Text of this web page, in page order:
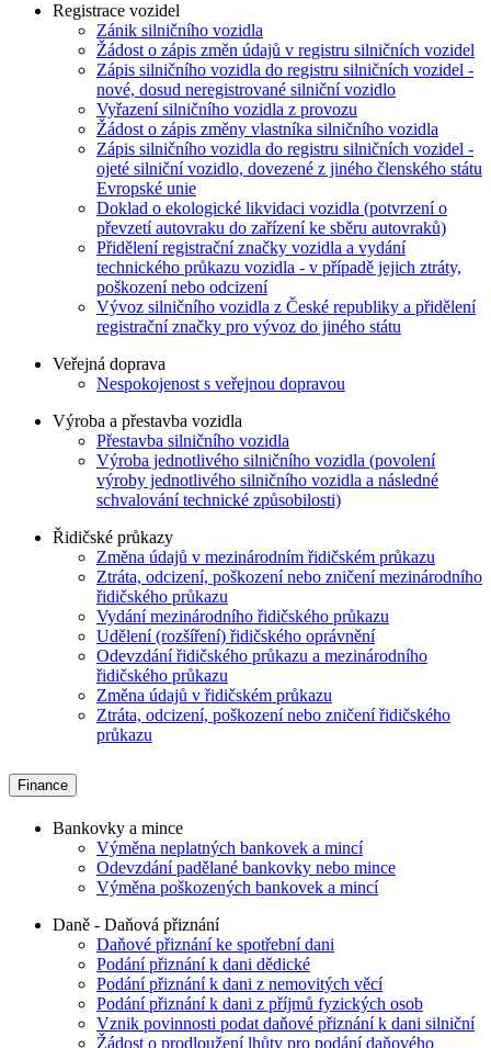
Registrace vozidel
Zánik silničního vozidla
Žádost o zápis změn údajů v registru silničních vozidel
Zápis silničního vozidla do registru silničních vozidel -
nové, dosud neregistrované silniční vozidlo
Vyřazení silničního vozidla z provozu
Žádost o zápis změny vlastníka silničního vozidla
Zápis silničního vozidla do registru silničních vozidel -
ojeté silniční vozidlo, dovezené z jiného členského státu
Evropské unie
Doklad o ekologické likvidaci vozidla (potvrzení o
převzetí autovraku do zařízení ke sběru autovraků)
Přidělení registrační značky vozidla a vydání
technického průkazu vozidla - v případě jejich ztráty,
poškození nebo odcizení
Vývoz silničního vozidla z České republiky a přidělení
registrační značky pro vývoz do jiného státu
Veřejná doprava
Nespokojenost s veřejnou dopravou
Výroba a přestavba vozidla
Přestavba silničního vozidla
Výroba jednotlivého silničního vozidla (povolení
výroby jednotlivého silničního vozidla a následné
schvalování technické způsobilosti)
Řidičské průkazy
Změna údajů v mezinárodním řidičském průkazu
Ztráta, odcizení, poškození nebo zničení mezinárodního
řidičského průkazu
Vydání mezinárodního řidičského průkazu
Udělení (rozšíření) řidičského oprávnění
Odevzdání řidičského průkazu a mezinárodního
řidičského průkazu
Změna údajů v řidičském průkazu
Ztráta, odcizení, poškození nebo zničení řidičského
průkazu
Finance
Bankovky a mince
Výměna neplatných bankovek a mincí
Odevzdání padělané bankovky nebo mince
Výměna poškozených bankovek a mincí
Daně - Daňová přiznání
Daňové přiznání ke spotřební dani
Podání přiznání k dani dědické
Podání přiznání k dani z nemovitých věcí
Podání přiznání k dani z příjmů fyzických osob
Vznik povinnosti podat daňové přiznání k dani silniční
Žádost o prodloužení lhůty pro podání daňového